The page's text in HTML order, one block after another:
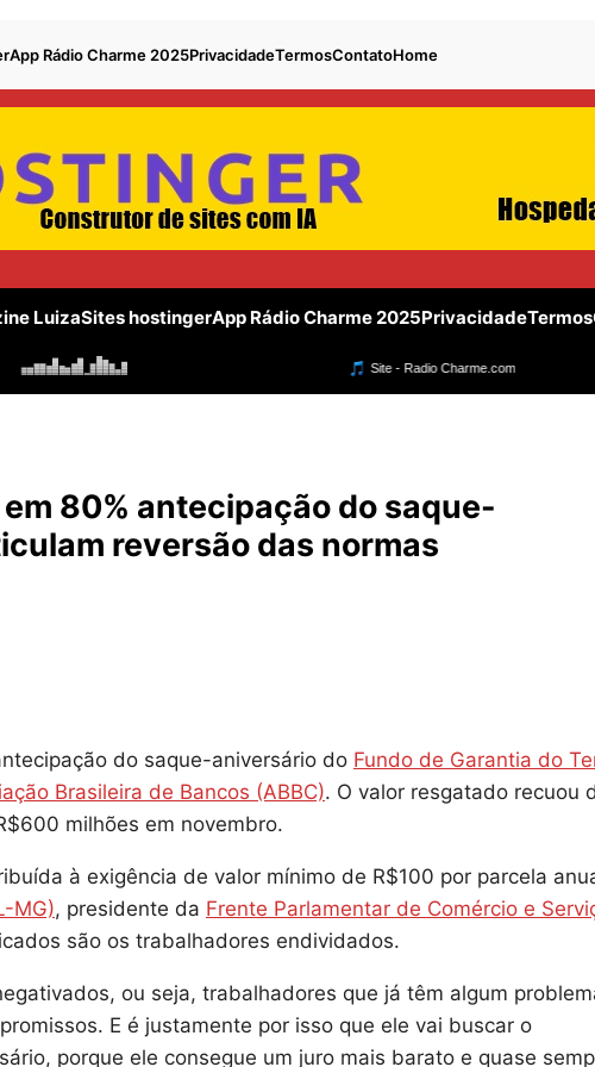
App Rádio Charme 2025PrivacidadeTermosContatoHome
LuizaSites hostingerApp Rádio Charme 2025PrivacidadeTermos
80% antecipação do saque-
reversão das normas
do saque-aniversário do Fundo de Garantia do
Brasileira de Bancos (ABBC). O valor resgatado recuou
milhões em novembro.
à exigência de valor mínimo de R$100 por parcela
MG), presidente da Frente Parlamentar de Comércio e
são os trabalhadores endividados.
ou seja, trabalhadores que já têm algum
E é justamente por isso que ele vai buscar o
porque ele consegue um juro mais barato e quase